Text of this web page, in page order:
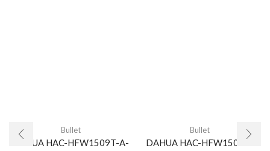
Bullet
DAHUA HAC-HFW1509T-A-
Bullet
DAHUA HAC-HFW1509C-